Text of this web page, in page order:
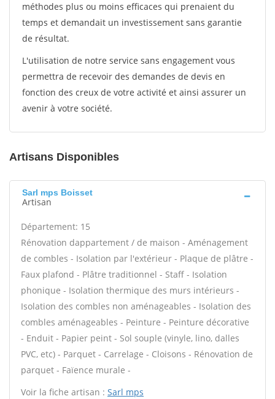
méthodes plus ou moins efficaces qui prenaient du
temps et demandait un investissement sans garantie
de résultat.
L'utilisation de notre service sans engagement vous
permettra de recevoir des demandes de devis en
fonction des creux de votre activité et ainsi assurer un
avenir à votre société.
Artisans Disponibles
Sarl mps Boisset
Artisan
Département: 15
Rénovation dappartement / de maison - Aménagement
de combles - Isolation par l'extérieur - Plaque de plâtre -
Faux plafond - Plâtre traditionnel - Staff - Isolation
phonique - Isolation thermique des murs intérieurs -
Isolation des combles non aménageables - Isolation des
combles aménageables - Peinture - Peinture décorative
- Enduit - Papier peint - Sol souple (vinyle, lino, dalles
PVC, etc) - Parquet - Carrelage - Cloisons - Rénovation de
parquet - Faïence murale -
Voir la fiche artisan : Sarl mps